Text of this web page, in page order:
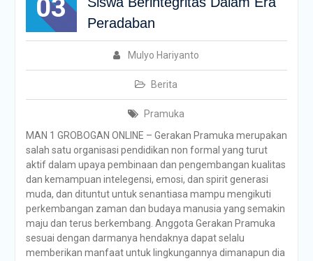
03
Peradaban
Mulyo Hariyanto
Berita
Pramuka
MAN 1 GROBOGAN ONLINE – Gerakan Pramuka merupakan
salah satu organisasi pendidikan non formal yang turut
aktif dalam upaya pembinaan dan pengembangan kualitas
dan kemampuan intelegensi, emosi, dan spirit generasi
muda, dan dituntut untuk senantiasa mampu mengikuti
perkembangan zaman dan budaya manusia yang semakin
maju dan terus berkembang. Anggota Gerakan Pramuka
sesuai dengan darmanya hendaknya dapat selalu
memberikan manfaat untuk lingkungannya dimanapun dia